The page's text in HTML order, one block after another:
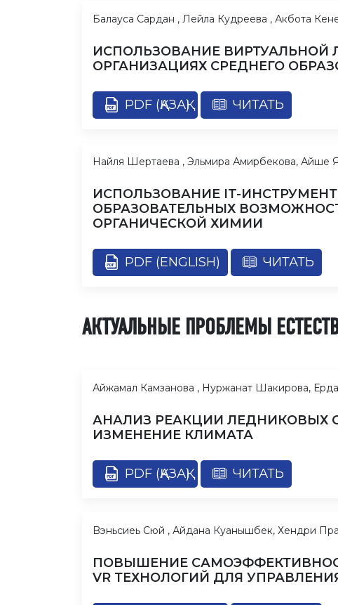
Балауса Сардан , Лейла Кудреева , Акбота
ИСПОЛЬЗОВАНИЕ
ОРГАНИЗАЦИЯХ СРЕДНЕГО
PDF (ҚАЗАҚ) ЧИТАТЬ
Найля Шертаева , Эльмира Амирбекова, Айше
ИСПОЛЬЗОВАНИЕ IT-
ОБРАЗОВАТЕЛЬНЫХ
ОРГАНИЧЕСКОЙ ХИМИИ
PDF (ENGLISH) ЧИТАТЬ
АКТУАЛЬНЫЕ ПРОБЛЕМЫ
Айжамал Камзанова , Нуржанат Шакирова,
АНАЛИЗ РЕАКЦИИ ЛЕДНИКОВЫХ
ИЗМЕНЕНИЕ КЛИМАТА
PDF (ҚАЗАҚ) ЧИТАТЬ
Bэньсиеь Сюй , Айдана Куанышбек, Хендри
ПОВЫШЕНИЕ
VR ТЕХНОЛОГИЙ ДЛЯ